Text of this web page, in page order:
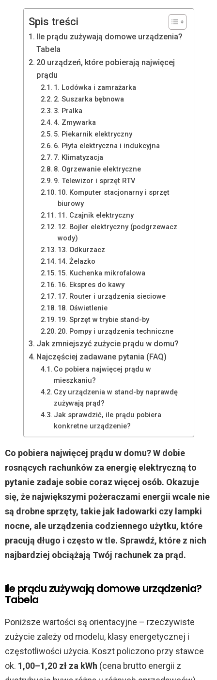
Spis treści
Ile prądu zużywają domowe urządzenia?
Tabela
20 urządzeń, które pobierają najwięcej
prądu
1. Lodówka i zamrażarka
2. Suszarka bębnowa
3. Pralka
4. Zmywarka
5. Piekarnik elektryczny
6. Płyta elektryczna i indukcyjna
7. Klimatyzacja
8. Ogrzewanie elektryczne
9. Telewizor i sprzęt RTV
10. Komputer stacjonarny i sprzęt
biurowy
11. Czajnik elektryczny
12. Bojler elektryczny (podgrzewacz
wody)
13. Odkurzacz
14. Żelazko
15. Kuchenka mikrofalowa
16. Ekspres do kawy
17. Router i urządzenia sieciowe
18. Oświetlenie
19. Sprzęt w trybie stand-by
20. Pompy i urządzenia techniczne
Jak zmniejszyć zużycie prądu w domu?
Najczęściej zadawane pytania (FAQ)
Co pobiera najwięcej prądu w
mieszkaniu?
Czy urządzenia w stand-by naprawdę
zużywają prąd?
Jak sprawdzić, ile prądu pobiera
konkretne urządzenie?
Co pobiera najwięcej prądu w domu? W dobie
rosnących rachunków za energię elektryczną to
pytanie zadaje sobie coraz więcej osób. Okazuje
się, że największymi pożeraczami energii wcale nie
są drobne sprzęty, takie jak ładowarki czy lampki
nocne, ale urządzenia codziennego użytku, które
pracują długo i często w tle. Sprawdź, które z nich
najbardziej obciążają Twój rachunek za prąd.
Ile prądu zużywają domowe urządzenia?
Tabela
Poniższe wartości są orientacyjne – rzeczywiste
zużycie zależy od modelu, klasy energetycznej i
częstotliwości użycia. Koszt policzono przy stawce
ok. 1,00–1,20 zł za kWh (cena brutto energii z